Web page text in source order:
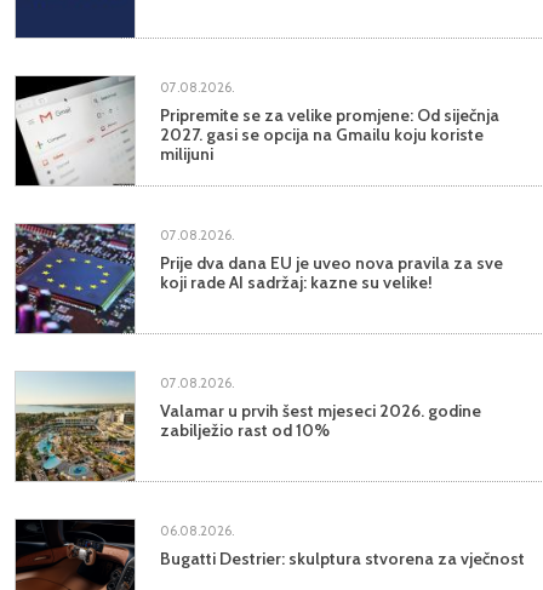
07.08.2026.
Pripremite se za velike promjene: Od siječnja
2027. gasi se opcija na Gmailu koju koriste
milijuni
07.08.2026.
Prije dva dana EU je uveo nova pravila za sve
koji rade AI sadržaj: kazne su velike!
07.08.2026.
Valamar u prvih šest mjeseci 2026. godine
zabilježio rast od 10%
06.08.2026.
Bugatti Destrier: skulptura stvorena za vječnost